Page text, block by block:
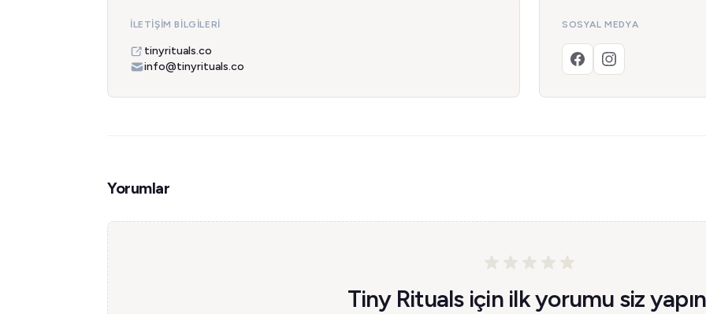
İLETIŞIM BILGILERI
tinyrituals.co
info@tinyrituals.co
SOSYAL MEDYA
Yorumlar
Tiny Rituals için ilk yorumu siz